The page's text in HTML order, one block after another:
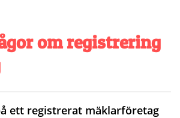
om registrering
ett registrerat mäklarföretag